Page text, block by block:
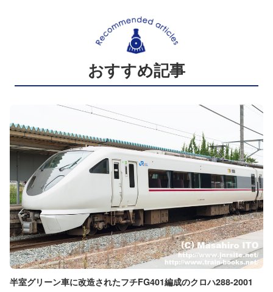
おすすめ記事
半室グリーン車に改造されたフチFG401編成のクロハ288-2001